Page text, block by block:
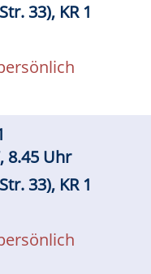
33), KR 1
8.45 Uhr
33), KR 1